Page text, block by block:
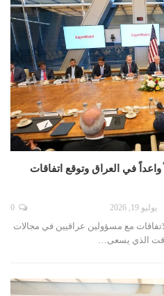
في العراق وتوقع اتفاقات
يوليو 19, 2026
مع مسؤولين عراقيين في مجالات
الذي يسعى…